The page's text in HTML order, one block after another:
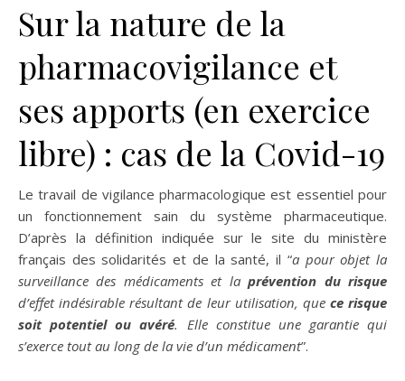
Sur la nature de la
pharmacovigilance et
ses apports (en exercice
libre) : cas de la Covid-19
Le travail de vigilance pharmacologique est essentiel pour
un fonctionnement sain du système pharmaceutique.
D’après la définition indiquée sur le site du ministère
français des solidarités et de la santé, il “a pour objet la
surveillance des médicaments et laprévention du risque
d’effet indésirable résultant de leur utilisation, quece risque
soit potentiel ou avéré. Elle constitue une garantie qui
s’exerce tout au long de la vie d’un médicament”.